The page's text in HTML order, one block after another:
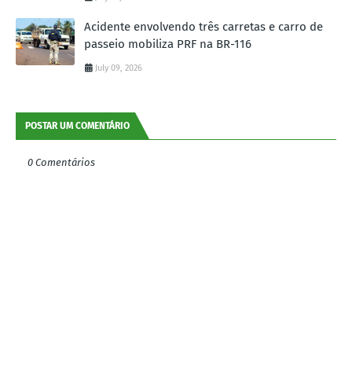
Acidente envolvendo três carretas e carro de
passeio mobiliza PRF na BR-116
July 09, 2026
POSTAR UM COMENTÁRIO
0 Comentários